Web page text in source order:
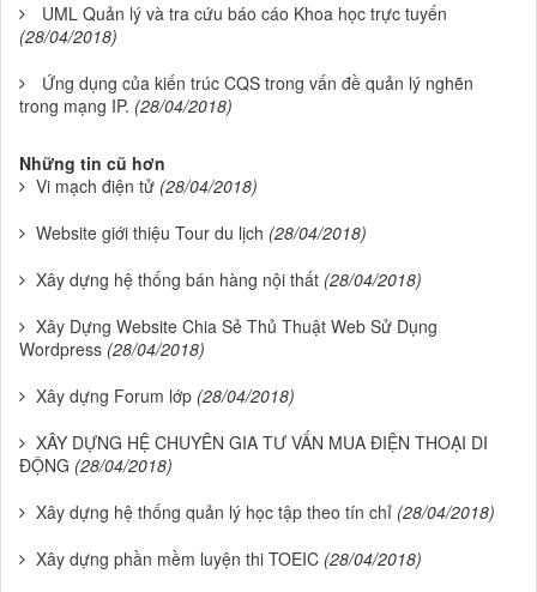
UML Quản lý và tra cứu báo cáo Khoa học trực tuyến
(28/04/2018)
Ứng dụng của kiến trúc CQS trong vấn đề quản lý nghẽn
trong mạng IP. (28/04/2018)
Những tin cũ hơn
Vi mạch điện tử (28/04/2018)
Website giới thiệu Tour du lịch (28/04/2018)
Xây dựng hệ thống bán hàng nội thất (28/04/2018)
Xây Dựng Website Chia Sẻ Thủ Thuật Web Sử Dụng
Wordpress (28/04/2018)
Xây dựng Forum lớp (28/04/2018)
XÂY DỰNG HỆ CHUYÊN GIA TƯ VẤN MUA ĐIỆN THOẠI DI
ĐỘNG (28/04/2018)
Xây dựng hệ thống quản lý học tập theo tín chỉ (28/04/2018)
Xây dựng phần mềm luyện thi TOEIC (28/04/2018)